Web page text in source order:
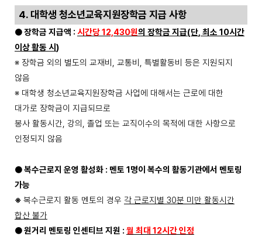
4. 대학생 청소년교육지원장학금 지급 사항
●장학금 지급액 : 시간당12,430원의 장학금 지급(단, 최소 10시간
이상 활동 시 )
※ 장학금 외의 별도의 교재비, 교통비, 특별활동비 등은 지원되지
않음
※ 대학생 청소년교육지원장학금 사업에 대해서는 근로에 대한
대가로 장학금이 지급되므로
봉사 활동시간, 강의, 졸업 또는 교직이수의 목적에 대한 사항으로
인정되지 않음
●복수근로지 운영 활성화 : 멘토 1명이 복수의 활동기관에서 멘토링
가능
※ 복수근로지 활동 멘토의 경우 각 근로지별 30분 미만 활동시간
합산 불가
●원거리 멘토링 인센티브 지원 : 월 최대 12시간 인정